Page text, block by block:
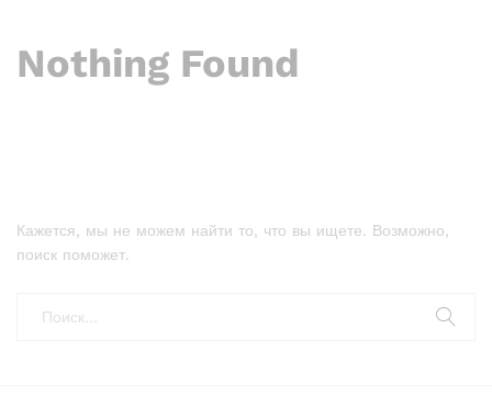
Nothing Found
Кажется, мы не можем найти то, что вы ищете. Возможно,
поиск поможет.